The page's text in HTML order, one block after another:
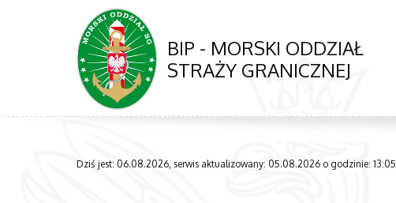
BIP - MORSKI ODDZIAŁ
STRAŻY GRANICZNEJ
Dziś jest: 06.08.2026, serwis aktualizowany: 05.08.2026 o godzinie: 13:05